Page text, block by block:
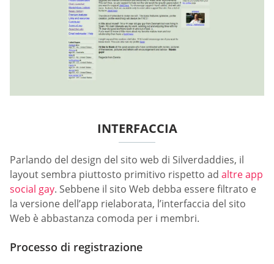
INTERFACCIA
Parlando del design del sito web di Silverdaddies, il
layout sembra piuttosto primitivo rispetto ad altre app
social gay. Sebbene il sito Web debba essere filtrato e
la versione dell’app rielaborata, l’interfaccia del sito
Web è abbastanza comoda per i membri.
Processo di registrazione